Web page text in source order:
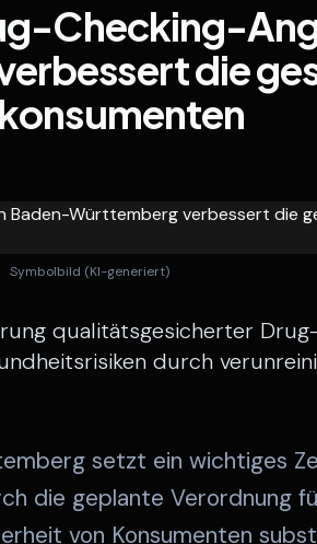
Checking-
die
Symbolbild (KI-generiert)
qualitätsgesicherter
durch
setzt ein wichtiges
die geplante Verordnung
von Konsumenten